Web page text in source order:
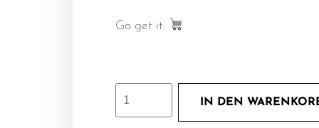
Go get it:
IN DEN